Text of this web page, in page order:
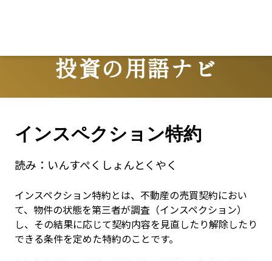
投資の用語ナビ
Terms
インスペクション特約
読み： いんすぺくしょんとくやく
インスペクション特約とは、不動産の売買契約におい
て、物件の状態を第三者が調査（インスペクション）
し、その結果に応じて契約内容を見直したり解除したり
できる条件を定めた特約のことです。